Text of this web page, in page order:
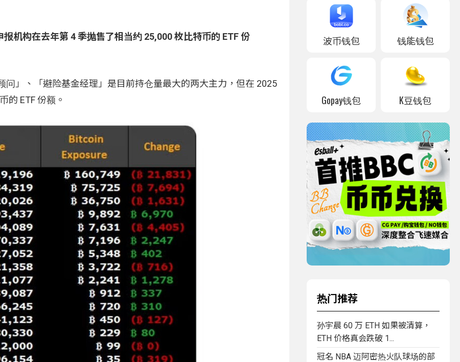
机构在去年第 4 季抛售了相当约 25,000 枚比特币的 ETF 份
问」、「避险基金经理」是目前持仓量最大的两大主力，但在 2025
的 ETF 份额。
波币钱包 钱能钱包
Gopay钱包 K豆钱包
热门推荐
孙宇晨 60 万 ETH 如果被清算，
ETH 价格真会跌破 1...
冠名 NBA 迈阿密热火队球场的部